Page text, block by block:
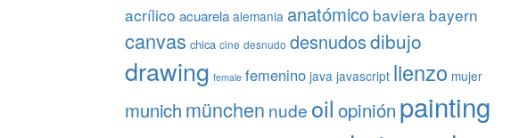
acrílico acuarela alemania anatómico baviera bayern
canvas chica cine desnudo desnudosdibujo
drawing female femenino java javascript lienzo mujer
munich münchen nude oil opinión painting